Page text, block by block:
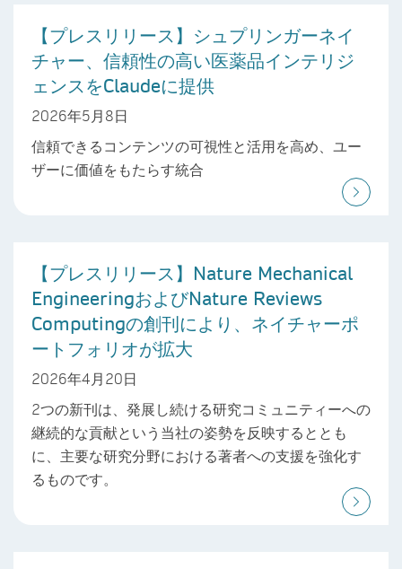
【プレスリリース】シュプリンガーネイ
チャー、信頼性の高い医薬品インテリジ
ェンスをClaudeに提供
2026年5月8日
信頼できるコンテンツの可視性と活用を高め、ユー
ザーに価値をもたらす統合
【プレスリリース】Nature Mechanical
EngineeringおよびNature Reviews
Computingの創刊により、ネイチャーポ
ートフォリオが拡大
2026年4月20日
2つの新刊は、発展し続ける研究コミュニティーへの
継続的な貢献という当社の姿勢を反映するととも
に、主要な研究分野における著者への支援を強化す
るものです。